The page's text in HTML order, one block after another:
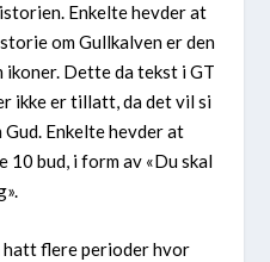
Enkelte hevder at
om Gullkalven er den
Dette da tekst i GT
ikke er tillatt, da det vil si
Enkelte hevder at
10 bud, i form av «Du skal
hatt flere perioder hvor